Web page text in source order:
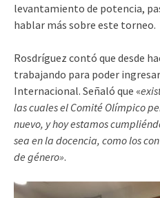
levantamiento de potencia,
hablar más sobre este torneo.
Rosdríguez contó que desde
trabajando para poder
Internacional. Señaló que «
las cuales el Comité Olímpico
nuevo, y hoy estamos
sea en la docencia, como los
de género».